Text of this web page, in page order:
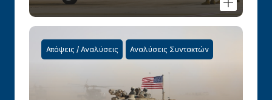
Απόψεις / Αναλύσεις Αναλύσεις Συντακτών